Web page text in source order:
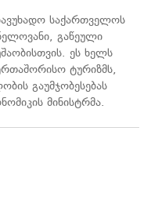
საქართველოს
გაწეული
ეს ხელს
ტურიზმს,
გაუმჯობესებას
მინისტრმა.